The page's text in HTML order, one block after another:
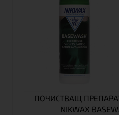
ПОЧИСТВАЩ
NIKWAX